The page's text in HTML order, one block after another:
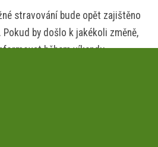
stravování bude opět zajištěno
by došlo k jakékoli změně,
během víkendu.